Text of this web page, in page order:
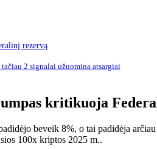
rezervą
2 signalai užuomina atsargiai
kritikuoja
beveik 8%, o tai padidėja
100x kriptos 2025 m..